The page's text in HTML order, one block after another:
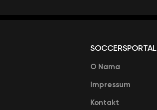
SOCCERSPORTAL
O Nama
Impressum
Kontakt